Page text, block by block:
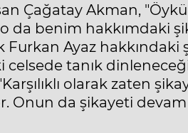
Çağatay Akman,
da benim hakkımdaki
Ayaz hakkındaki
tanık
olarak zaten
Onun da şikayeti